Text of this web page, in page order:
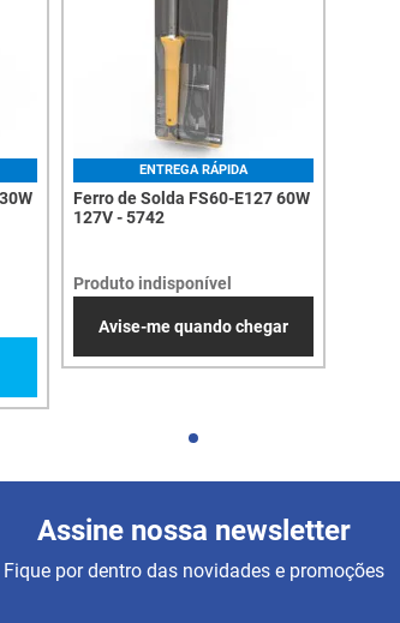
ENTREGA RÁPIDA
Ferro de Solda FS60-E127 60W
127V - 5742
Produto indisponível
Avise-me quando chegar
Assine nossa newsletter
Fique por dentro das novidades e promoções